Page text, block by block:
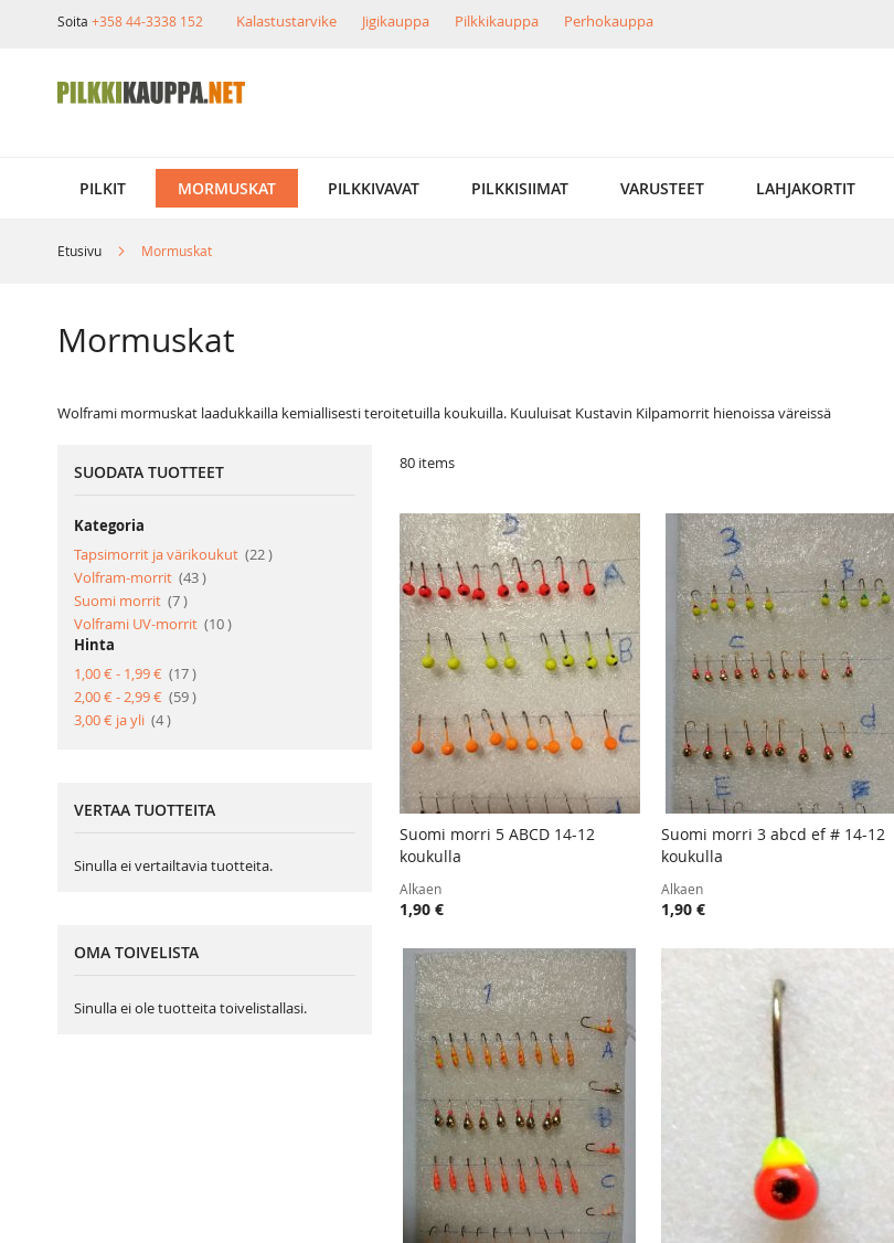
Soita +358 44-3338 152 Kalastustarvike Jigikauppa Pilkkikauppa Perhokauppa
PILKIT MORMUSKAT PILKKIVAVAT PILKKISIIMAT VARUSTEET LAHJAKORTIT
Etusivu Mormuskat
Mormuskat
Wolframi mormuskat laadukkailla kemiallisesti teroitetuilla koukuilla. Kuuluisat Kustavin Kilpamorrit hienoissa väreissä
80 items
Lisää ostoskoriin TOIVELISTA
LISÄÄ
Suomi morri 5 ABCD 14-12
koukulla
Alkaen
1,90 €
Lisää ostoskoriin
Suomi morri 3 abcd ef # 14-12
koukulla
Alkaen
1,90 €
SUODATA TUOTTEET
Kategoria
Tapsimorrit ja värikoukut 22tuote
Volfram-morrit 43tuote
Suomi morrit 7tuote
Volframi UV-morrit
10tuote
Hinta
1,00 €- 1,99 € 17tuote
2,00 €-2,99 € 59tuote
3,00 € ja yli 4tuote
VERTAA TUOTTEITA
Sinulla ei vertailtavia tuotteita.
OMA TOIVELISTA
Sinulla ei ole tuotteita toivelistallasi.